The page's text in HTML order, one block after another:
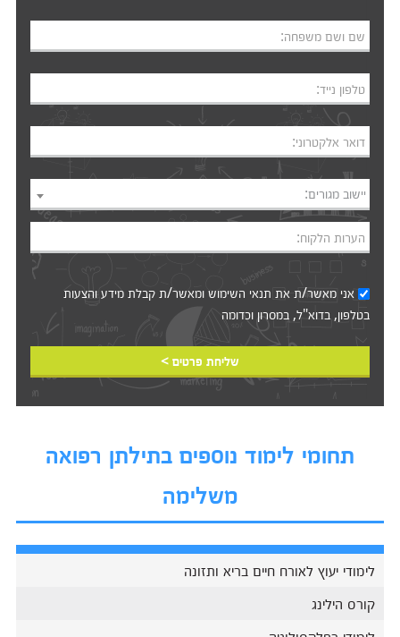
שם ושם משפחה:
טלפון נייד:
דואר אלקטרוני:
יישוב מגורים:
הערות הלקוח:
אני מאשר/ת את תנאי השימושומאשר/ת קבלת מידע והצעות
בטלפון, בדוא"ל, במסרון וכדומה‎‎
שליחת פרטים >
תחומי לימוד נוספים בתילתן רפואה
משלימה
לימודי יעוץ לאורח חיים בריא ותזונה
קורס הילינג